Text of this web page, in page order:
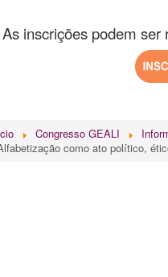
As inscrições podem ser
Congresso GEALI
como ato político,